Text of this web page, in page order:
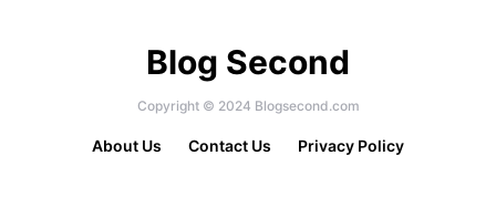
Blog Second
Copyright © 2024 Blogsecond.com
About Us Contact Us Privacy Policy